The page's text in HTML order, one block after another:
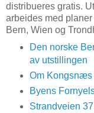
distribueres gratis.
arbeides med
Bern, Wien og
Den norske
av utstillingen
Om Kongsnæs
Byens
Strandveien 37